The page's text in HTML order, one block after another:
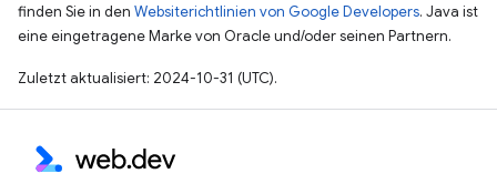
finden Sie in den Websiterichtlinien von Google Developers. Java ist
eine eingetragene Marke von Oracle und/oder seinen Partnern.
Zuletzt aktualisiert: 2024-10-31 (UTC).